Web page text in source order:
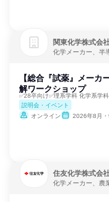
関東化学株式会
化学メーカー、半
【総合『試薬』メーカ
解ワークショップ
✅28卒向け✅理系学科 化学系学
説明会・イベント
オンライン
2026年8月・
住友化学株式会
化学メーカー、農